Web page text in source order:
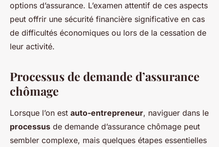
options d’assurance. L’examen attentif de ces aspects
peut offrir une sécurité financière significative en cas
de difficultés économiques ou lors de la cessation de
leur activité.
Processus de demande d’assurance
chômage
Lorsque l’on est auto-entrepreneur, naviguer dans le
processus de demande d’assurance chômage peut
sembler complexe, mais quelques étapes essentielles